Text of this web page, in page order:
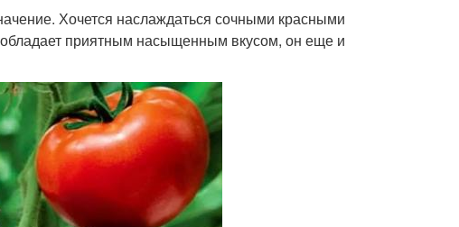
Хочется наслаждаться сочными красными
приятным насыщенным вкусом, он еще и